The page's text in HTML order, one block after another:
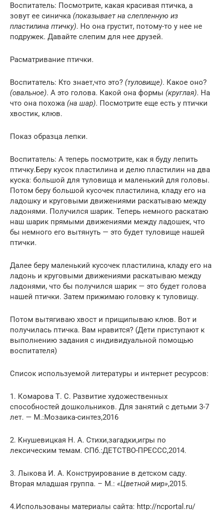
Воспитатель: Посмотрите, какая красивая птичка, а
зовут ее синичка (показывает на слепленную из
пластилина птичку). Но она грустит, потому-то у нее не
подружек. Давайте слепим для нее друзей.
Расматривание птички.
Воспитатель: Кто знает,что это? (туловище). Какое оно?
(овальное). А это голова. Какой она формы (круглая). На
что она похожа (на шар). Посмотрите еще есть у птички
хвостик, клюв.
Показ образца лепки.
Воспитатель: А теперь посмотрите, как я буду лепить
птичку.Беру кусок пластилина и делю пластилин на два
куска: большой для туловища и маленький для головы.
Потом беру большой кусочек пластилина, кладу его на
ладошку и круговыми движениями раскатываю между
ладонями. Получился шарик. Теперь немного раскатаю
наш шарик прямыми движениями между ладошек, что
бы немного его вытянуть — это будет туловище нашей
птички.
Далее беру маленький кусочек пластилина, кладу его на
ладонь и круговыми движениями раскатываю между
ладонями, что бы получился шарик — это будет голова
нашей птички. Затем прижимаю головку к туловищу.
Потом вытягиваю хвост и прищипываю клюв. Вот и
получилась птичка. Вам нравится? (Дети приступают к
выполнению задания с индивидуальной помощью
воспитателя)
Список используемой литературы и интернет ресурсов:
1. Комарова Т. С. Развитие художественных
способностей дошкольников. Для занятий с детьми 3-7
лет. — М.:Мозаика-синтез,2016
2. Кнушевицкая Н. А. Стихи,загадки,игры по
лексическим темам. СПб.:ДЕТСТВО-ПРЕССС,2014.
3. Лыкова И. А. Конструирование в детском саду.
Вторая младшая группа. – М.: «Цветной мир»,2015.
4.Использованы материалы сайта: http://ncportal.ru/